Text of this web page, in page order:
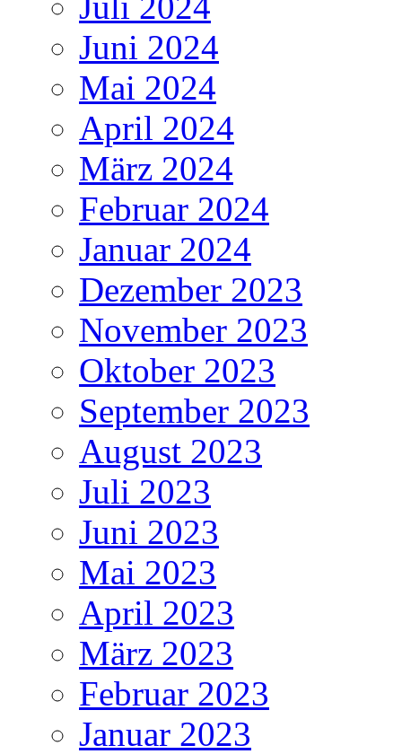
Juni 2024
Mai 2024
April 2024
März 2024
Februar 2024
Januar 2024
Dezember 2023
November 2023
Oktober 2023
September 2023
August 2023
Juli 2023
Juni 2023
Mai 2023
April 2023
März 2023
Februar 2023
Januar 2023